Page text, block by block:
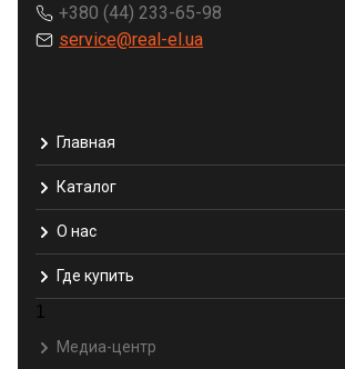
+380 (44) 233-65-98
service@real-el.ua
Главная
Каталог
О нас
Где купить
1
Медиа-центр